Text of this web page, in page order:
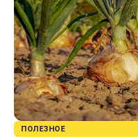
ПОЛЕЗНОЕ